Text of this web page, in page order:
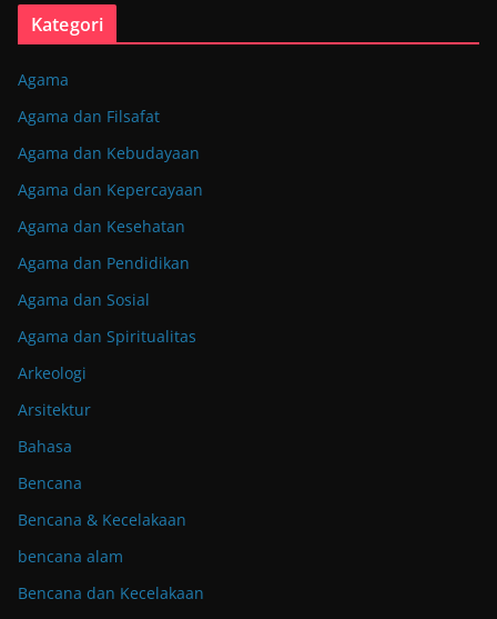
Kategori
Agama
Agama dan Filsafat
Agama dan Kebudayaan
Agama dan Kepercayaan
Agama dan Kesehatan
Agama dan Pendidikan
Agama dan Sosial
Agama dan Spiritualitas
Arkeologi
Arsitektur
Bahasa
Bencana
Bencana & Kecelakaan
bencana alam
Bencana dan Kecelakaan